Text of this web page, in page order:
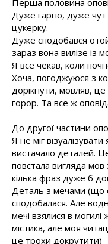
Дуже гарно, дуже
цукерку.
Дуже сподобався
зараз вона вилізе із
Я все чекав, коли
Хоча, погоджуюся з
дорікнути, мовляв,
горор. Та все ж
До другої частини
Я не міг
вистачало деталей.
повстала вигляда мов
кілька фраз дуже б
Деталь з мечами (що
сподобалася. Але
мечі взялися в
містика, але моя
це трохи докрутити)